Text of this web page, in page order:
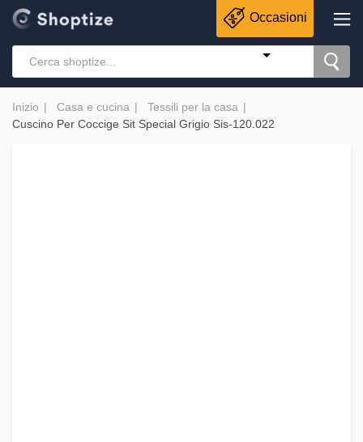
Occasioni
Inizio Casa e cucina
Tessili per la casa
Cuscino Per Coccige Sit Special Grigio Sis-120.022